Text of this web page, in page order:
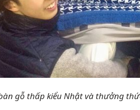
gỗ thấp kiểu Nhật và thưởng